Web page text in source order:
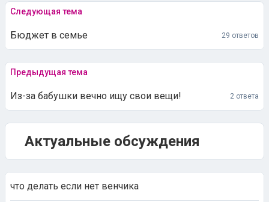
Следующая тема
Бюджет в семье 29 ответов
Предыдущая тема
Из-за бабушки вечно ищу свои вещи! 2 ответа
Актуальные обсуждения
что делать если нет венчика